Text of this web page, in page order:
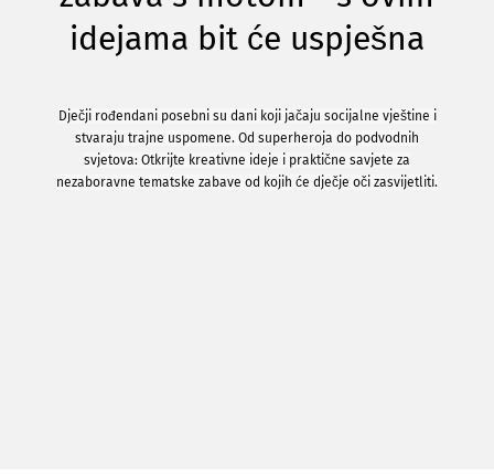
idejama bit će uspješna
Dječji rođendani posebni su dani koji jačaju socijalne vještine i
stvaraju trajne uspomene. Od superheroja do podvodnih
svjetova: Otkrijte kreativne ideje i praktične savjete za
nezaboravne tematske zabave od kojih će dječje oči zasvijetliti.